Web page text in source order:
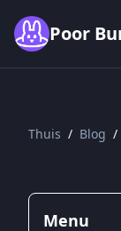
Poor
Thuis / Blog /
Menu